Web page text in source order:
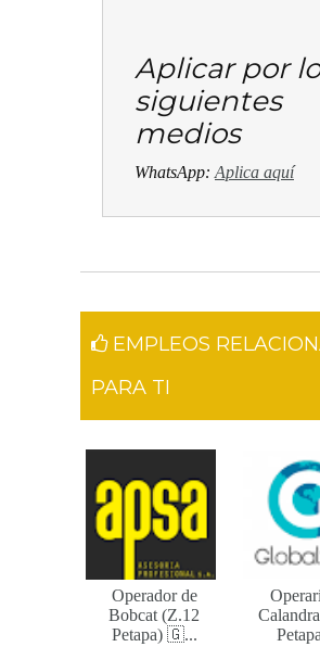
Aplicar por
siguientes
medios
WhatsApp: Aplica aquí
EMPLEOS
PARA TI
Operador de
Bobcat (Z.12
Petapa) 🇬...